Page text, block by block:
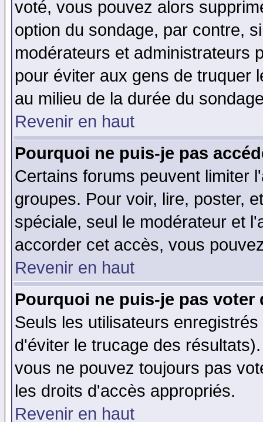
voté, vous pouvez alors
option du sondage, par contre,
modérateurs et administrateurs
pour éviter aux gens de truquer
au milieu de la durée du
Revenir en haut
Pourquoi ne puis-je pas
Certains forums peuvent limiter
groupes. Pour voir, lire, poster,
spéciale, seul le modérateur et
accorder cet accès, vous
Revenir en haut
Pourquoi ne puis-je pas voter
Seuls les utilisateurs
d'éviter le trucage des
vous ne pouvez toujours pas
les droits d'accès appropriés.
Revenir en haut